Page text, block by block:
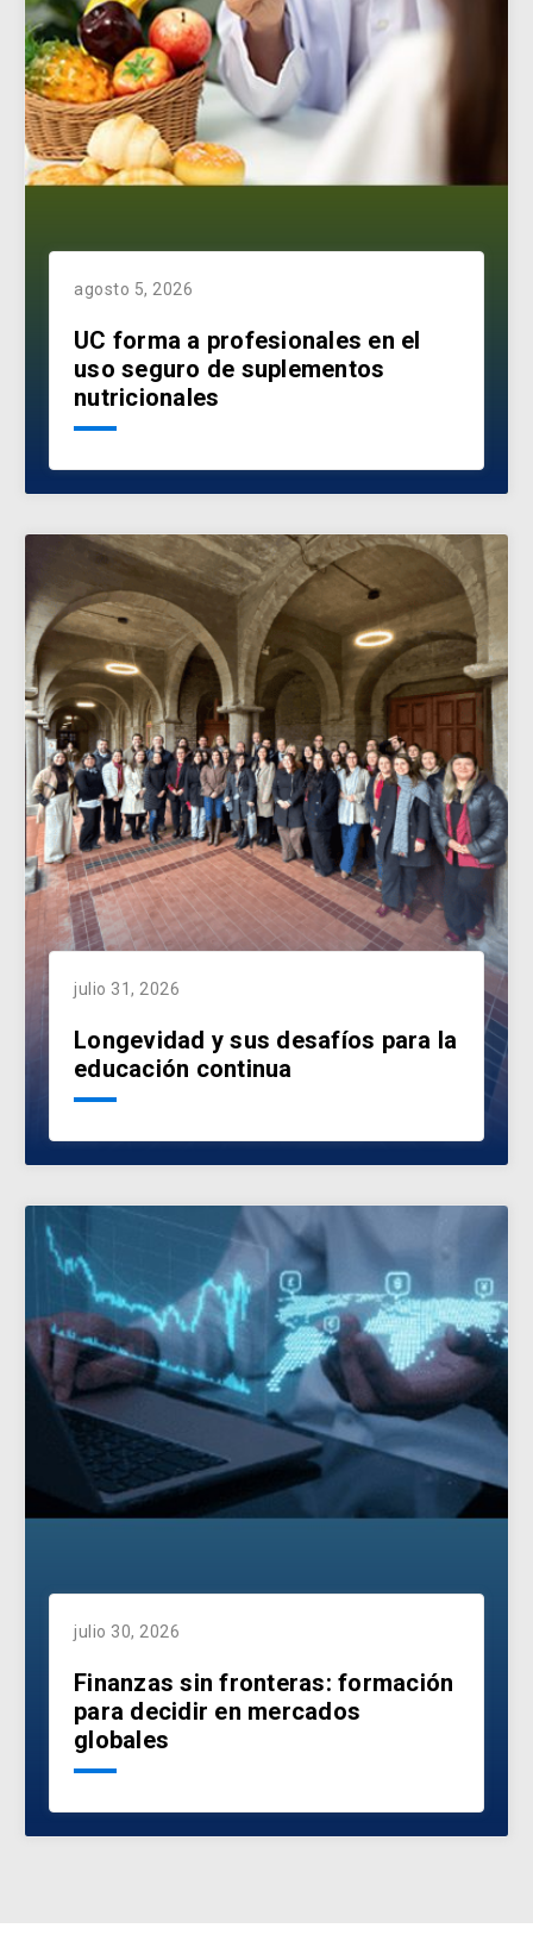
agosto 5, 2026
UC forma a profesionales en el
uso seguro de suplementos
nutricionales
julio 31, 2026
Longevidad y sus desafíos para la
educación continua
julio 30, 2026
Finanzas sin fronteras: formación
para decidir en mercados
globales